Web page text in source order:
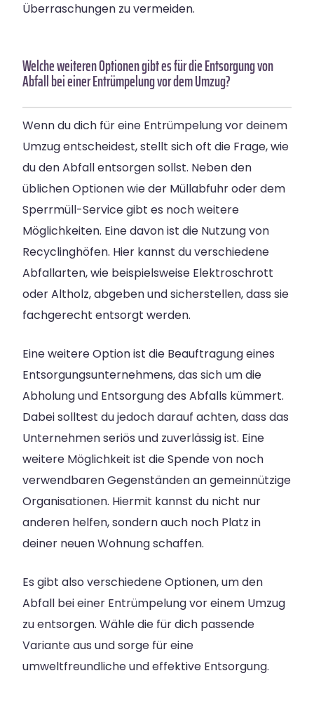
Überraschungen zu vermeiden.
Welche weiteren Optionen gibt es für die Entsorgung von
Abfall bei einer Entrümpelung vor dem Umzug?
Wenn du dich für eine Entrümpelung vor deinem
Umzug entscheidest, stellt sich oft die Frage, wie
du den Abfall entsorgen sollst. Neben den
üblichen Optionen wie der Müllabfuhr oder dem
Sperrmüll-Service gibt es noch weitere
Möglichkeiten. Eine davon ist die Nutzung von
Recyclinghöfen. Hier kannst du verschiedene
Abfallarten, wie beispielsweise Elektroschrott
oder Altholz, abgeben und sicherstellen, dass sie
fachgerecht entsorgt werden.
Eine weitere Option ist die Beauftragung eines
Entsorgungsunternehmens, das sich um die
Abholung und Entsorgung des Abfalls kümmert.
Dabei solltest du jedoch darauf achten, dass das
Unternehmen seriös und zuverlässig ist. Eine
weitere Möglichkeit ist die Spende von noch
verwendbaren Gegenständen an gemeinnützige
Organisationen. Hiermit kannst du nicht nur
anderen helfen, sondern auch noch Platz in
deiner neuen Wohnung schaffen.
Es gibt also verschiedene Optionen, um den
Abfall bei einer Entrümpelung vor einem Umzug
zu entsorgen. Wähle die für dich passende
Variante aus und sorge für eine
umweltfreundliche und effektive Entsorgung.